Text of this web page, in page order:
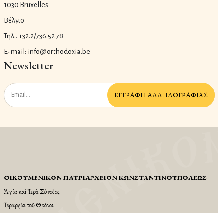
1030 Bruxelles
Βέλγιο
Τηλ.. +32.2/736.52.78
E-mail: info@orthodoxia.be
Newsletter
ἘΓΓΡΑΦῊ ἈΛΛΗΛΟΓΡΑΦΊΑΣ
ΟἸΚΟΥΜΕΝΙΚῸΝ ΠΑΤΡΙΑΡΧΕΙ͂ΟΝ ΚΩΝΣΤΑΝΤΙΝΟΥΠΌΛΕΩΣ
Ἁγία καὶ Ἱερὰ Σύνοδος
Ἱεραρχία τοῦ Θρόνου